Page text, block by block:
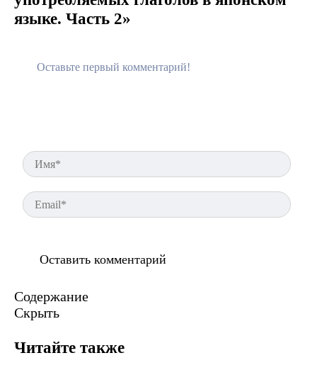
языке. Часть 2»
Содержание
Скрыть
Читайте также